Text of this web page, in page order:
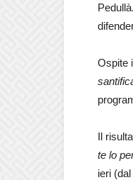
Ospite
Il
te lo
ieri